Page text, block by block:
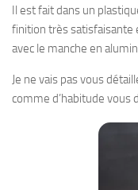
Il est fait dans un
finition très satisfaisante
avec le manche en
Je ne vais pas vous
comme d’habitude vous